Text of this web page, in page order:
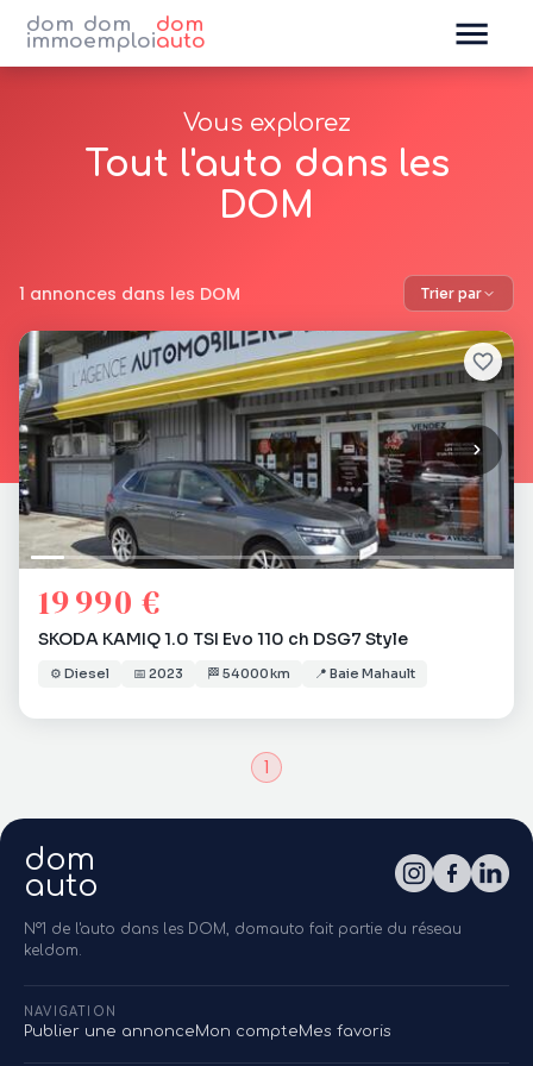
dom
immo
dom
emploi
dom
auto
Vous explorez
Tout l'auto dans les
DOM
1 annonces dans les DOM Trier par
19 990 €
SKODA KAMIQ 1.0 TSI Evo 110 ch DSG7 Style
⚙️ Diesel 📅 2023 🏁 54 000 km 📍 Baie Mahault
1
dom
auto
N°1 de l'auto dans les DOM, domauto fait partie du réseau
keldom.
NAVIGATION
Publier une annonceMon compteMes favoris